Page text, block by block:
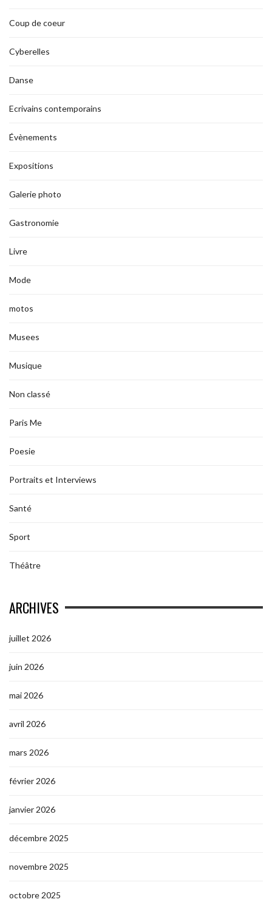
Coup de coeur
Cyberelles
Danse
Ecrivains contemporains
Évènements
Expositions
Galerie photo
Gastronomie
Livre
Mode
motos
Musees
Musique
Non classé
Paris Me
Poesie
Portraits et Interviews
Santé
Sport
Théâtre
ARCHIVES
juillet 2026
juin 2026
mai 2026
avril 2026
mars 2026
février 2026
janvier 2026
décembre 2025
novembre 2025
octobre 2025